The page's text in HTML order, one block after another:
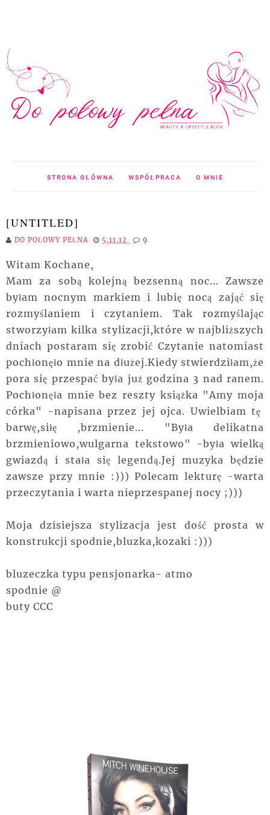
STRONA GŁÓWNA WSPÓŁPRACA O MNIE
[UNTITLED]
DO POŁOWY PEŁNA 5.11.12 9
Witam Kochane,
Mam za sobą kolejną bezsenną noc... Zawsze
byłam nocnym markiem i lubię nocą zająć się
rozmyślaniem i czytaniem. Tak rozmyślając
stworzyłam kilka stylizacji,które w najbliższych
dniach postaram się zrobić Czytanie natomiast
pochłonęło mnie na dłużej.Kiedy stwierdziłam,że
pora się przespać była już godzina 3 nad ranem.
Pochłonęła mnie bez reszty książka "Amy moja
córka" -napisana przez jej ojca. Uwielbiam tę
barwę,siłę ,brzmienie... "Była delikatna
brzmieniowo,wulgarna tekstowo" -była wielką
gwiazdą i stała się legendą.Jej muzyka będzie
zawsze przy mnie :))) Polecam lekturę -warta
przeczytania i warta nieprzespanej nocy ;)))
Moja dzisiejsza stylizacja jest dość prosta w
konstrukcji spodnie,bluzka,kozaki :)))
bluzeczka typu pensjonarka- atmo
spodnie @
buty CCC